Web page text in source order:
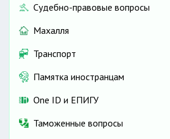
Судебно-правовые вопросы
Махалля
Транспорт
Памятка иностранцам
One ID и ЕПИГУ
Таможенные вопросы